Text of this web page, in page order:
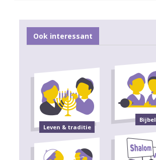
Ook interessant
Leven & traditie
Bijbel